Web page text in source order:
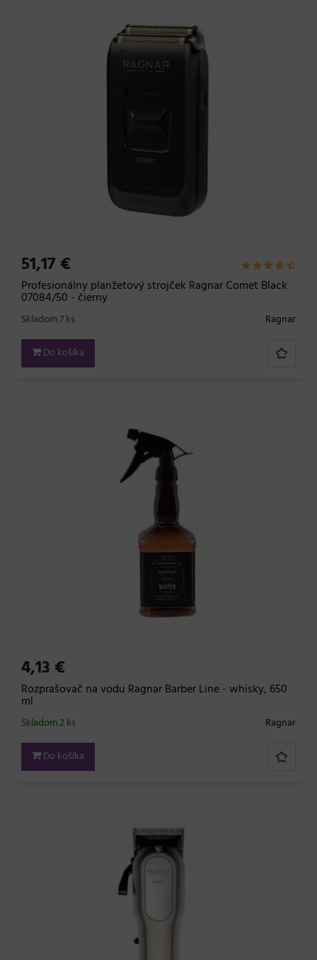
51,17 €
Profesionálny planžetový strojček Ragnar Comet Black
07084/50 - čierny
Ragnar
Skladom 7 ks
Do košíka
4,13 €
Rozprašovač na vodu Ragnar Barber Line - whisky, 650
ml
Ragnar
Skladom 2 ks
Do košíka